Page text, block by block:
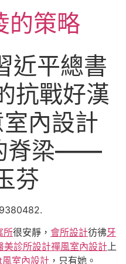
的策略
近平總書
抗戰好漢
內設計
脊梁——
芬
所很安靜， 會所設計彷彿牙
美診所設計禪風室內設計上
室內設計 ，只有她。